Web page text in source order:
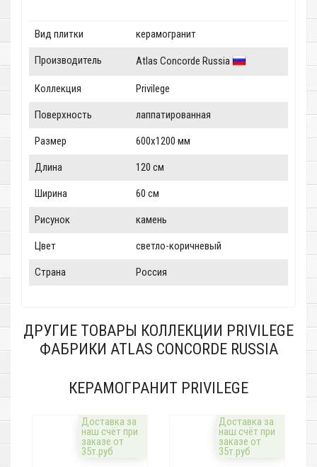
Вид плитки керамогранит
Производитель Atlas Concorde Russia
Коллекция Privilege
Поверхность лаппатированная
Размер 600x1200 мм
Длина 120 см
Ширина 60 см
Рисунок камень
Цвет светло-коричневый
Страна Россия
ДРУГИЕ ТОВАРЫ КОЛЛЕКЦИИ PRIVILEGE
ФАБРИКИ ATLAS CONCORDE RUSSIA
КЕРАМОГРАНИТ PRIVILEGE
Доставка за
наш счёт при
заказе от
35т.руб
Доставка за
наш счёт при
заказе от
35т.руб